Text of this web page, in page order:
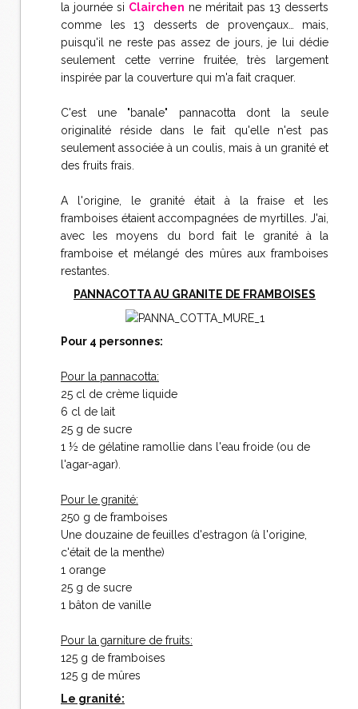
la journée si Clairchen ne méritait pas 13 desserts
comme les 13 desserts de provençaux… mais,
puisqu'il ne reste pas assez de jours, je lui dédie
seulement cette verrine fruitée, très largement
inspirée par la couverture qui m'a fait craquer.
C'est une "banale" pannacotta dont la seule
originalité réside dans le fait qu'elle n'est pas
seulement associée à un coulis, mais à un granité et
des fruits frais.
A l'origine, le granité était à la fraise et les
framboises étaient accompagnées de myrtilles. J'ai,
avec les moyens du bord fait le granité à la
framboise et mélangé des mûres aux framboises
restantes.
PANNACOTTA AU GRANITE DE FRAMBOISES
Pour 4 personnes:
Pour la pannacotta:
25 cl de crème liquide
6 cl de lait
25 g de sucre
1 ½ de gélatine ramollie dans l'eau froide (ou de
l'agar-agar).
Pour le granité:
250 g de framboises
Une douzaine de feuilles d'estragon (à l'origine,
c'était de la menthe)
1 orange
25 g de sucre
1 bâton de vanille
Pour la garniture de fruits:
125 g de framboises
125 g de mûres
Le granité: